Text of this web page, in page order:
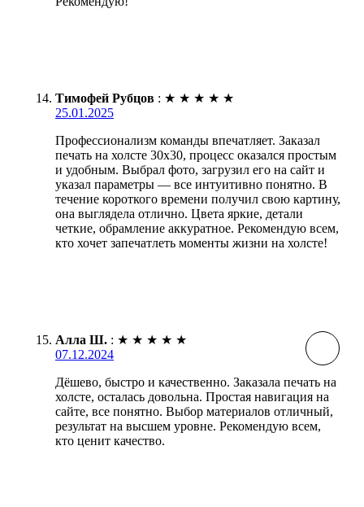
Тимофей Рубцов : ★ ★ ★ ★ ★
25.01.2025
Профессионализм команды впечатляет. Заказал
печать на холсте 30х30, процесс оказался простым
и удобным. Выбрал фото, загрузил его на сайт и
указал параметры — все интуитивно понятно. В
течение короткого времени получил свою картину,
она выглядела отлично. Цвета яркие, детали
четкие, обрамление аккуратное. Рекомендую всем,
кто хочет запечатлеть моменты жизни на холсте!
Алла Ш. : ★ ★ ★ ★ ★
07.12.2024
Дёшево, быстро и качественно. Заказала печать на
холсте, осталась довольна. Простая навигация на
сайте, все понятно. Выбор материалов отличный,
результат на высшем уровне. Рекомендую всем,
кто ценит качество.